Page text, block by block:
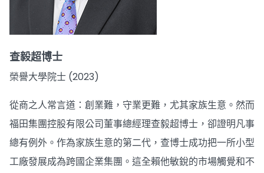
查毅超博士
榮譽大學院士 (2023)
從商之人常言道：創業難，守業更難，尤其家族生意。然而
福田集團控股有限公司董事總經理查毅超博士，卻證明凡事
總有例外。作為家族生意的第二代，查博士成功把一所小型
工廠發展成為跨國企業集團。這全賴他敏銳的市場觸覺和不